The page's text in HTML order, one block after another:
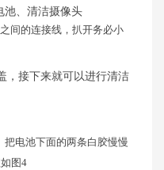
间的连接线，扒开务必小
，接下来就可以进行清洁
电池下面的两条白胶慢慢
图4